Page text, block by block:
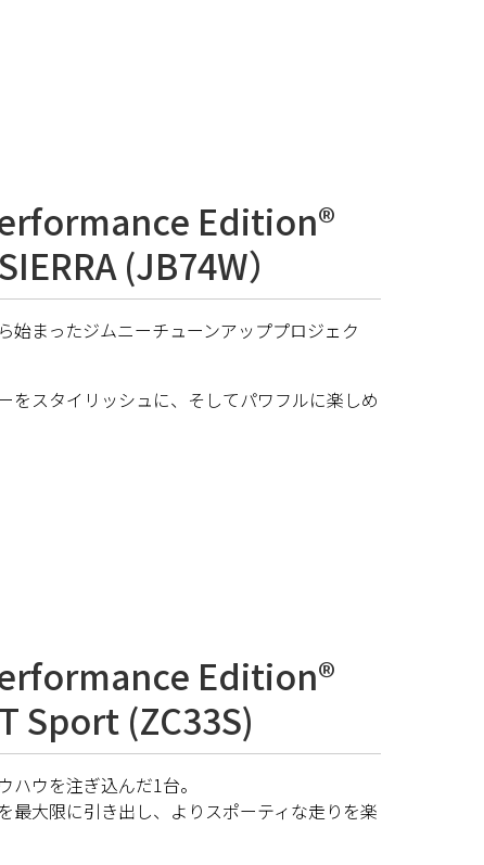
Edition®
(JB74W）
始まったジムニーチューンアッププロジェク
をスタイリッシュに、そしてパワフルに楽しめ
Edition®
Sport (ZC33S)
ハウを注ぎ込んだ1台。
最大限に引き出し、よりスポーティな走りを楽